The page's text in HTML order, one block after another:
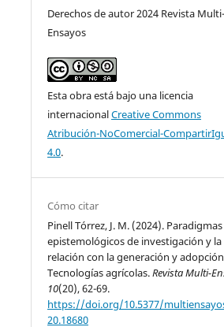
Derechos de autor 2024 Revista Multi-
Ensayos
Esta obra está bajo una licencia
internacionalCreative Commons
Atribución-NoComercial-
4.0.
Cómo citar
Pinell Tórrez, J. M. (2024). Paradigmas
epistemológicos de investigación y la
relación con la generación y
Tecnologías agrícolas.Revista Multi-
10(20), 62-69.
https://doi.org/10.5377/
20.18680